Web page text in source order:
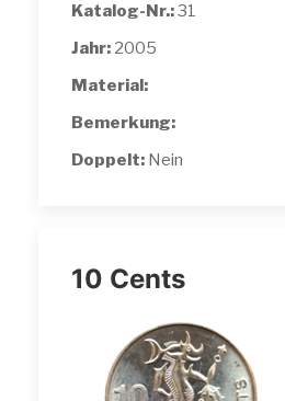
Katalog-Nr.:31
Jahr: 2005
Material:
Bemerkung:
Doppelt: Nein
10 Cents